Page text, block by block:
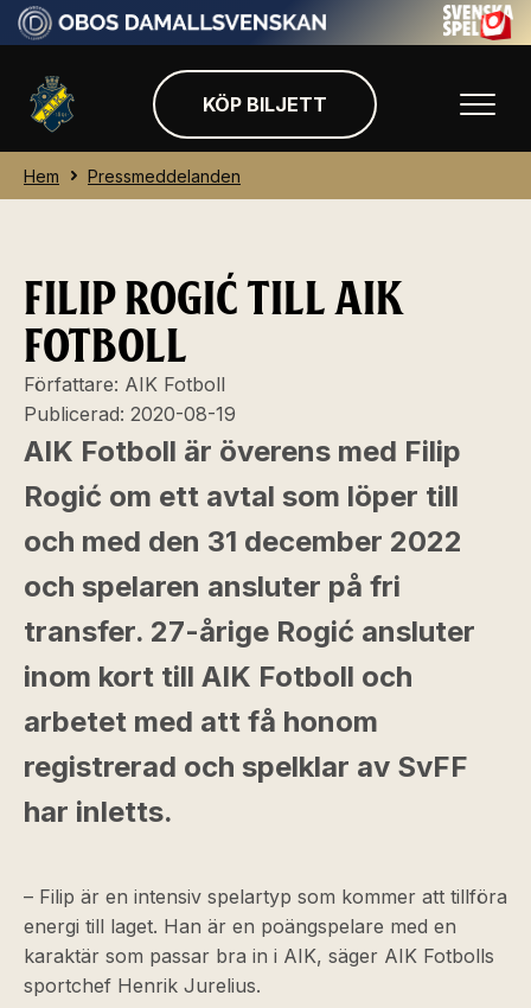
KÖP BILJETT
Hem Pressmeddelanden
FILIP ROGIĆ TILL AIK
FOTBOLL
Författare: AIK Fotboll
Publicerad: 2020-08-19
AIK Fotboll är överens med Filip
Rogić om ett avtal som löper till
och med den 31 december 2022
och spelaren ansluter på fri
transfer. 27-årige Rogić ansluter
inom kort till AIK Fotboll och
arbetet med att få honom
registrerad och spelklar av SvFF
har inletts.
– Filip är en intensiv spelartyp som kommer att tillföra
energi till laget. Han är en poängspelare med en
karaktär som passar bra in i AIK, säger AIK Fotbolls
sportchef Henrik Jurelius.